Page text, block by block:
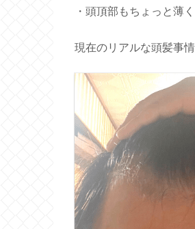
・頭頂部もちょっと薄
現在のリアルな頭髪事